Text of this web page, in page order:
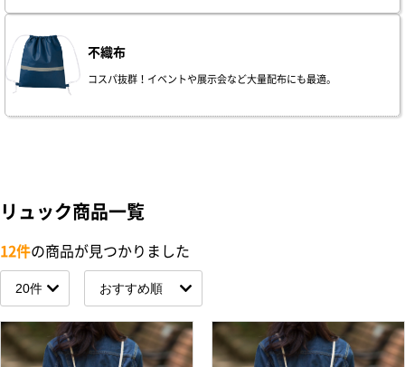
不織布
コスパ抜群！イベントや展示会など大量配布にも最適。
リュック商品一覧
12件の商品が見つかりました